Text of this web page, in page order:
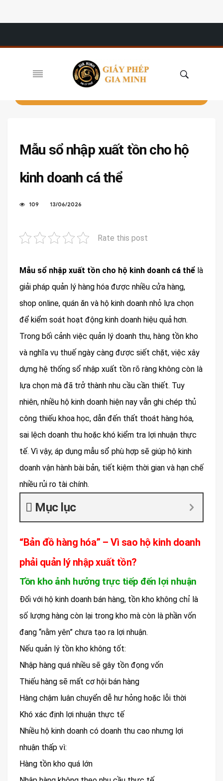
Mẫu sổ nhập xuất tồn cho hộ
kinh doanh cá thể
109 13/06/2026
Rate this post
Mẫu sổ nhập xuất tồn cho hộ kinh doanh cá thể là
giải pháp quản lý hàng hóa được nhiều cửa hàng,
shop online, quán ăn và hộ kinh doanh nhỏ lựa chọn
để kiểm soát hoạt động kinh doanh hiệu quả hơn.
Trong bối cảnh việc quản lý doanh thu, hàng tồn kho
và nghĩa vụ thuế ngày càng được siết chặt, việc xây
dựng hệ thống sổ nhập xuất tồn rõ ràng không còn là
lựa chọn mà đã trở thành nhu cầu cần thiết. Tuy
nhiên, nhiều hộ kinh doanh hiện nay vẫn ghi chép thủ
công thiếu khoa học, dẫn đến thất thoát hàng hóa,
sai lệch doanh thu hoặc khó kiểm tra lợi nhuận thực
tế. Vì vậy, áp dụng mẫu sổ phù hợp sẽ giúp hộ kinh
doanh vận hành bài bản, tiết kiệm thời gian và hạn chế
nhiều rủi ro tài chính.
Mục lục
“Bản đồ hàng hóa” – Vì sao hộ kinh doanh
phải quản lý nhập xuất tồn?
Tồn kho ảnh hưởng trực tiếp đến lợi nhuận
Đối với hộ kinh doanh bán hàng, tồn kho không chỉ là
số lượng hàng còn lại trong kho mà còn là phần vốn
đang “nằm yên” chưa tạo ra lợi nhuận.
Nếu quản lý tồn kho không tốt:
Nhập hàng quá nhiều sẽ gây tồn đọng vốn
Thiếu hàng sẽ mất cơ hội bán hàng
Hàng chậm luân chuyển dễ hư hỏng hoặc lỗi thời
Khó xác định lợi nhuận thực tế
Nhiều hộ kinh doanh có doanh thu cao nhưng lợi
nhuận thấp vì:
Hàng tồn kho quá lớn